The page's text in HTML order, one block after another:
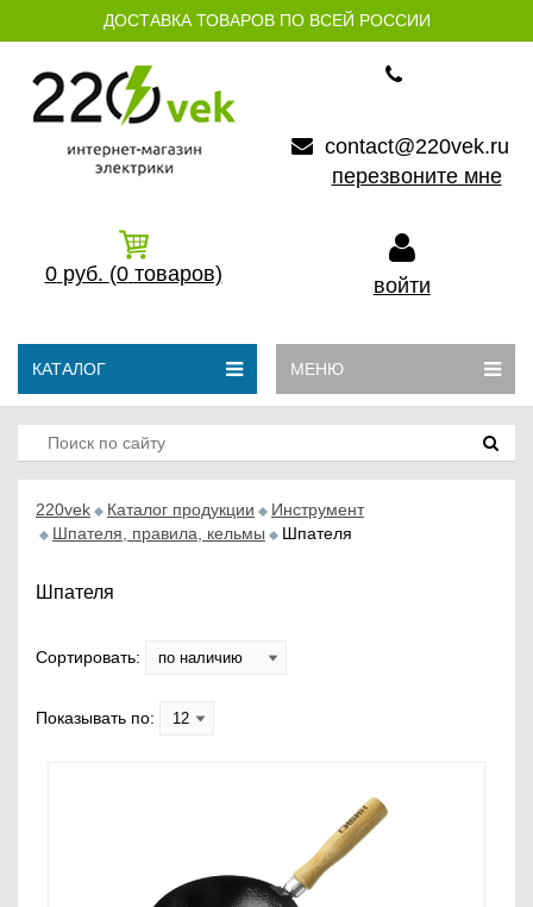
ДОСТАВКА ТОВАРОВ ПО ВСЕЙ РОССИИ
contact@220vek.ru
перезвоните мне
0 руб. (0 товаров) войти
КАТАЛОГ МЕНЮ
220vek Каталог продукции
Инструмент
Шпателя, правила, кельмы
Шпателя
Шпателя
Сортировать:
Показывать по: